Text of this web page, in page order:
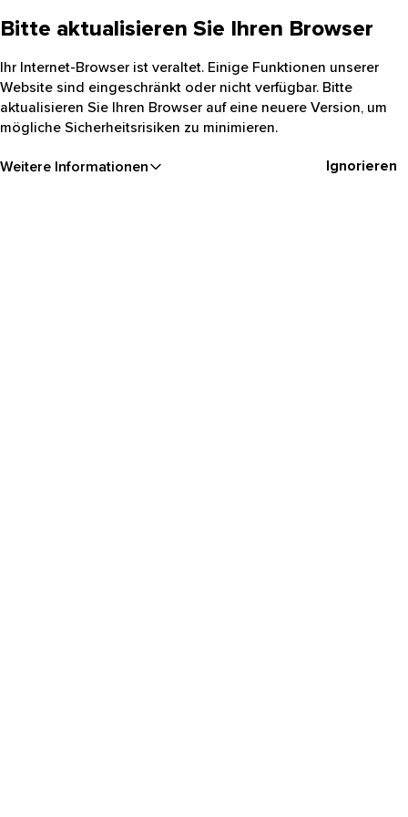
Bitte aktualisieren Sie Ihren Browser
Ihr Internet-Browser ist veraltet. Einige Funktionen unserer
Website sind eingeschränkt oder nicht verfügbar. Bitte
aktualisieren Sie Ihren Browser auf eine neuere Version, um
mögliche Sicherheitsrisiken zu minimieren.
Weitere Informationen Ignorieren